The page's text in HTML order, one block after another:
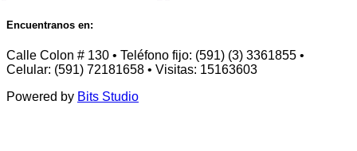
Encuentranos en:
Calle Colon # 130 • Teléfono fijo: (591) (3) 3361855 •
Celular: (591) 72181658 • Visitas: 15163603
Powered by Bits Studio